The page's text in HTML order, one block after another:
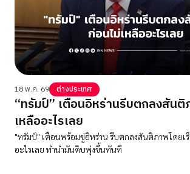
18 พ.ค. 69 ต่างประเทศ
“ทรัมป์” เตือนอิหร่านรีบตกลงสัน
เหลืออะไรเลย
"ทรัมป์" เตือนพร้อมขู่อิหร่าน รีบตกลงสันติภาพโดยเ
อะไรเลย ทำนำมันดิบพุ่งขึ้นทันที